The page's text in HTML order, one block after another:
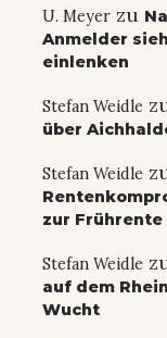
U. Meyer zu
Anmelder
einlenken
Stefan Weidle
über
Stefan Weidle
zur Frührente
Stefan Weidle
auf dem
Wucht